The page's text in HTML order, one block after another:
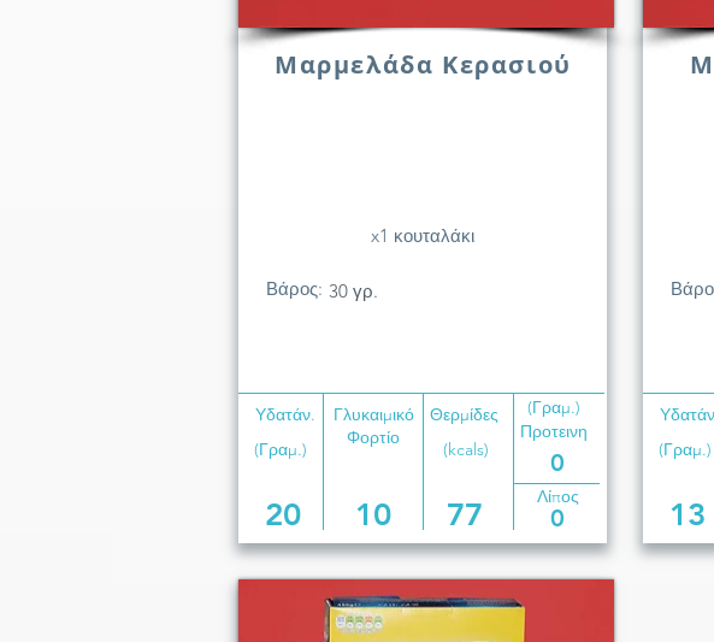
Μαρμελάδα Κερασιού
x1 κουταλάκι
Βάρος: 30 γρ.
Υδατάν.
Γλυκαιμικό
Φορτίο
(Γραμ.)
Θερμίδες
(kcals)
Προτεινη
0
(Γραμ.)
20 10 77 Λίπος
0
(Γραμ.)
13